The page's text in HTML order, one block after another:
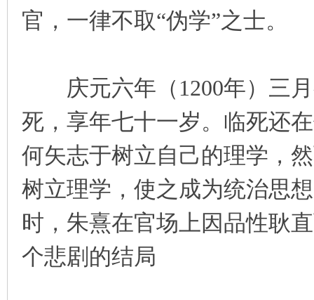
官，一律不取“伪学”之士。
庆元六年（1200年）三月
死，享年七十一岁。临死还
何矢志于树立自己的理学，
树立理学，使之成为统治思
时，朱熹在官场上因品性耿
个悲剧的结局